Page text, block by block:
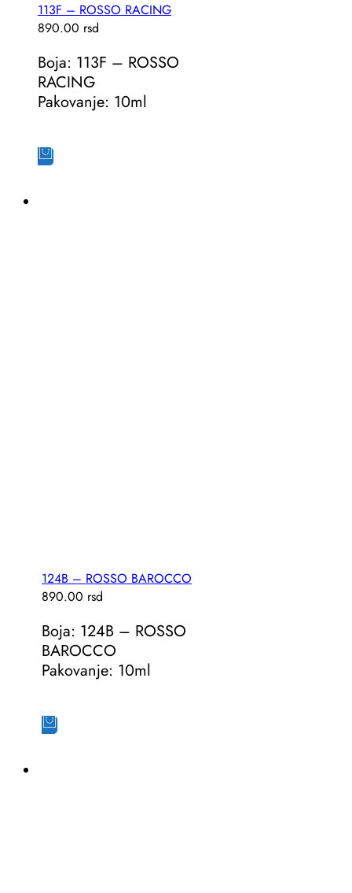
113F – ROSSO RACING
890.00 rsd
Boja: 113F – ROSSO
RACING
Pakovanje: 10ml
124B – ROSSO BAROCCO
890.00 rsd
Boja: 124B – ROSSO
BAROCCO
Pakovanje: 10ml